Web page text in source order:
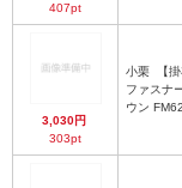
407pt
3,030円
303pt
小栗
ファスナ
ウン